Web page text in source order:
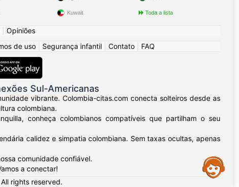
Kuwait Toda a lista
Opiniões
de uso Segurança infantil Contato FAQ
Sul-Americanas
vibrante. Colombia-citas.com conecta solteiros desde as
colombiana.
conheça colombianos compatíveis que partilham o seu
calidez e simpatia colombiana. Sem taxas ocultas, apenas
comunidade confiável.
a conectar!
All rights reserved.
Assistance